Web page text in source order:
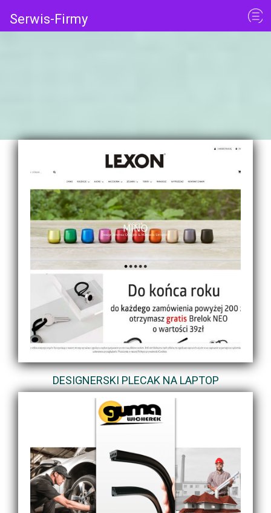
Serwis-Firmy
DESIGNERSKI PLECAK NA LAPTOP